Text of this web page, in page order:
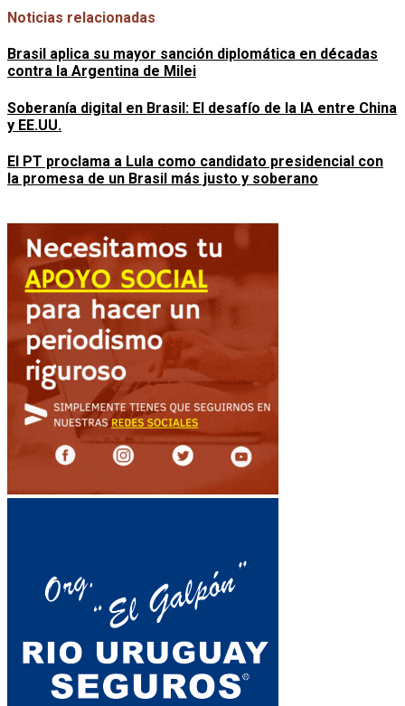
Noticias relacionadas
Brasil aplica su mayor sanción diplomática en décadas
contra la Argentina de Milei
Soberanía digital en Brasil: El desafío de la IA entre China
y EE.UU.
El PT proclama a Lula como candidato presidencial con
la promesa de un Brasil más justo y soberano